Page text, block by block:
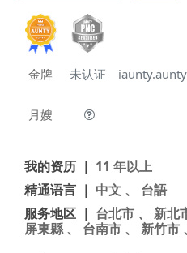
金牌
月嫂
未认证
我的资历 ｜ 11 年以上
精通语言 ｜ 中文 、 台語
服务地区 ｜ 台北市 、 新北
屏東縣 、 台南市 、 新竹市